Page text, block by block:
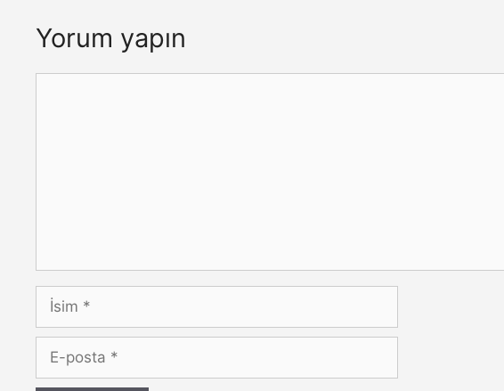
Yorum yapın
İsim
posta